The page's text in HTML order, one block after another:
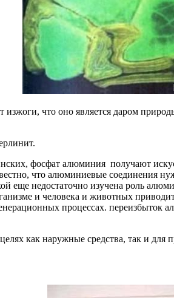
изжоги, что оно является даром
фосфат алюминия получают
что алюминиевые соединения
еще недостаточно изучена роль
и человека и животных
процессах. переизбыток
как наружные средства, так и для